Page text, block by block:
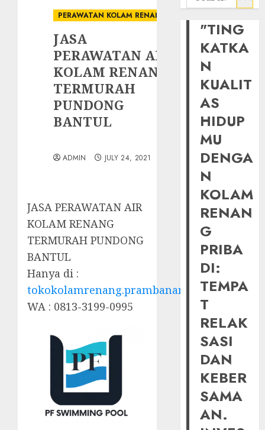
PERAWATAN KOLAM RENANG
JASA
PERAWATAN AIR
KOLAM RENANG
TERMURAH
PUNDONG
BANTUL
ADMIN JULY 24, 2021
JASA PERAWATAN AIR
KOLAM RENANG
TERMURAH PUNDONG
BANTUL
Hanya di :
tokokolamrenang.prambananfamily.com
WA : 0813-3199-0995
for:
"TING
KATKA
N
KUALIT
AS
HIDUP
MU
DENGA
N
KOLAM
RENAN
G
PRIBA
DI:
TEMPA
T
RELAK
SASI
DAN
KEBER
SAMA
AN.